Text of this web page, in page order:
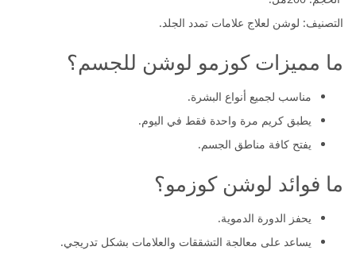
الحجم: 200مل.
التصنيف: لوشن لعلاج علامات تمدد الجلد.
ما مميزات كوزمو لوشن للجسم؟
مناسب لجميع أنواع البشرة.
يطبق كريم مرة واحدة فقط في اليوم.
يفتح كافة مناطق الجسم.
ما فوائد لوشن كوزمو؟
يحفز الدورة الدموية.
يساعد على معالجة التشققات والعلامات بشكل تدريجي.